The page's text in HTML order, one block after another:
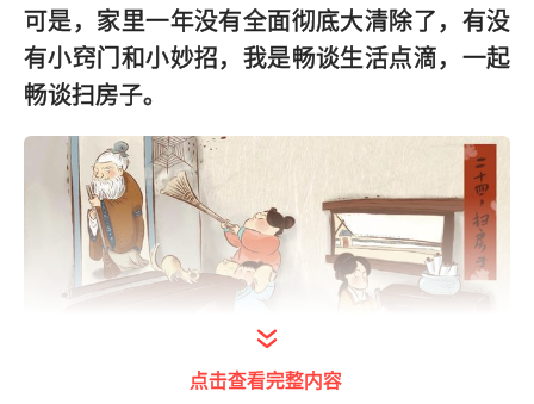
可是，家里一年没有全面彻底大清除了，有没
有小窍门和小妙招，我是畅谈生活点滴，一起
畅谈扫房子。
点击查看完整内容